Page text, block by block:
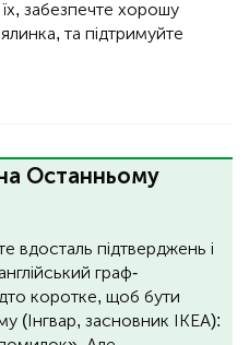
забезпечте хорошу
та підтримуйте
Останньому
вдосталь підтверджень і
граф-
коротке, щоб бути
(Інгвар, засновник ІКЕА):